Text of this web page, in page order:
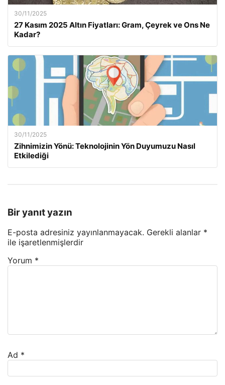
30/11/2025
27 Kasım 2025 Altın Fiyatları: Gram, Çeyrek ve Ons Ne
Kadar?
30/11/2025
Zihnimizin Yönü: Teknolojinin Yön Duyumuzu Nasıl
Etkilediği
Bir yanıt yazın
E-posta adresiniz yayınlanmayacak. Gerekli alanlar *
ile işaretlenmişlerdir
Yorum *
Ad *